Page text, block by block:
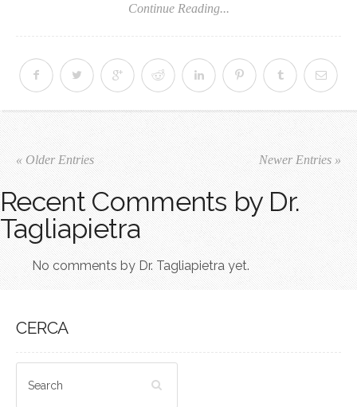
Continue Reading...
« Older Entries Newer Entries »
Recent Comments by Dr.
Tagliapietra
No comments by Dr. Tagliapietra yet.
CERCA